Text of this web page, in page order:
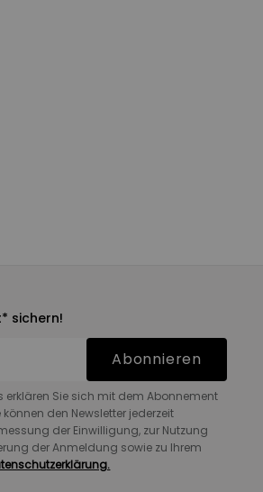
sichern!
Abonnieren
Sie sich mit dem Abonnement
den Newsletter jederzeit
der Einwilligung, zur Nutzung
der Anmeldung sowie zu Ihrem